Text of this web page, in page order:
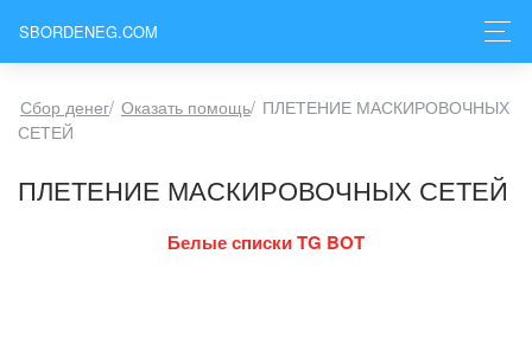
SBORDENEG.COM
Сбор денег/ Оказать помощь/ ПЛЕТЕНИЕ МАСКИРОВОЧНЫХ
СЕТЕЙ
ПЛЕТЕНИЕ МАСКИРОВОЧНЫХ СЕТЕЙ
Белые списки TG BOT